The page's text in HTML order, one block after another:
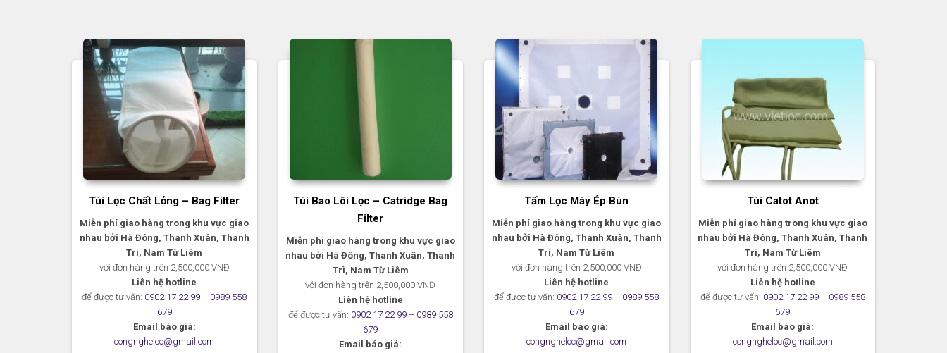
Túi Lọc Chất Lỏng – Bag Filter
Miễn phí giao hàng trong khu vực giao
nhau bởi Hà Đông, Thanh Xuân, Thanh
Trì, Nam Từ Liêm
với đơn hàng trên 2,500,000 VNĐ
Liên hệ hotline
để được tư vấn: 0902 17 22 99 – 0989 558
679
Email báo giá:
congngheloc@gmail.com
Túi Bao Lõi Lọc – Catridge Bag
Filter
Miễn phí giao hàng trong khu vực giao
nhau bởi Hà Đông, Thanh Xuân, Thanh
Trì, Nam Từ Liêm
với đơn hàng trên 2,500,000 VNĐ
Liên hệ hotline
để được tư vấn: 0902 17 22 99– 0989 558
679
Email báo giá:
Tấm Lọc Máy Ép Bùn
Miễn phí giao hàng trong khu vực giao
nhau bởi Hà Đông, Thanh Xuân, Thanh
Trì, Nam Từ Liêm
với đơn hàng trên 2,500,000 VNĐ
Liên hệ hotline
để được tư vấn: 0902 17 22 99 – 0989 558
679
Email báo giá:
congngheloc@gmail.com
Túi Catot Anot
Miễn phí giao hàng trong khu vực giao
nhau bởi Hà Đông, Thanh Xuân, Thanh
Trì, Nam Từ Liêm
với đơn hàng trên 2,500,000 VNĐ
Liên hệ hotline
để được tư vấn: 0902 17 22 99– 0989 558
679
Email báo giá:
congngheloc@gmail.com